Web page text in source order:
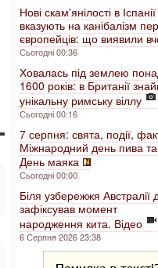
Нові скам'янілості в Іспанії
вказують на канібалізм
європейців: що виявили
Сьогодні 00:36
Ховалась під землею
1600 років: в Британії
унікальну римську віллу
Сьогодні 00:16
7 серпня: свята, події,
Міжнародний день пива та
День маяка
Сьогодні 00:00
Біля узбережжя Австралії
зафіксував момент
народження кита. Відео
6 Серпня 2026 23:38